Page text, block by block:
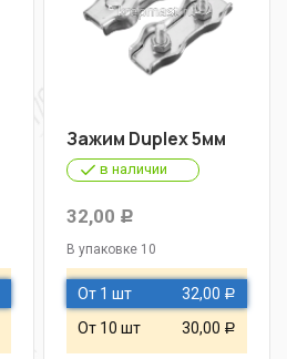
Зажим Duplex 5мм
в наличии
32,00 Р
В упаковке 10
От 1 шт 32,00 Р
От 10 шт 30,00 Р